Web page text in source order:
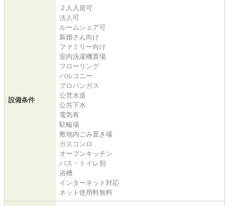
設備条件
２人入居可
法人可
ルームシェア可
新婚さん向け
ファミリー向け
室内洗濯機置場
フローリング
バルコニー
プロパンガス
公営水道
公共下水
電気有
駐輪場
敷地内ごみ置き場
ガスコンロ
オープンキッチン
バス・トイレ別
浴槽
インターネット対応
ネット使用料無料